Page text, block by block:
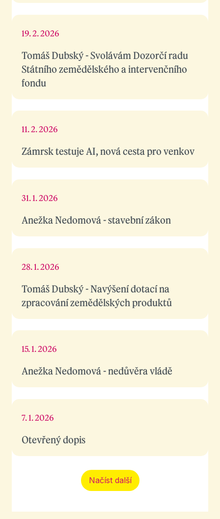
Tomáš Dubský - Svolávám Dozorčí radu
Státního zemědělského a intervenčního
fondu
19. 2. 2026
Zámrsk testuje AI, nová cesta pro venkov
11. 2. 2026
Anežka Nedomová - stavební zákon
31. 1. 2026
Tomáš Dubský - Navýšení dotací na
zpracování zemědělských produktů
28. 1. 2026
Anežka Nedomová - nedůvěra vládě
15. 1. 2026
Otevřený dopis
7. 1. 2026
Načíst další